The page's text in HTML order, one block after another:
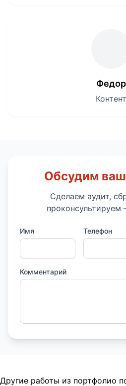
Федор
Контент
Обсудим ваш
Сделаем аудит,
проконсультируем
Имя Телефон
Комментарий
Другие работы из портфолио